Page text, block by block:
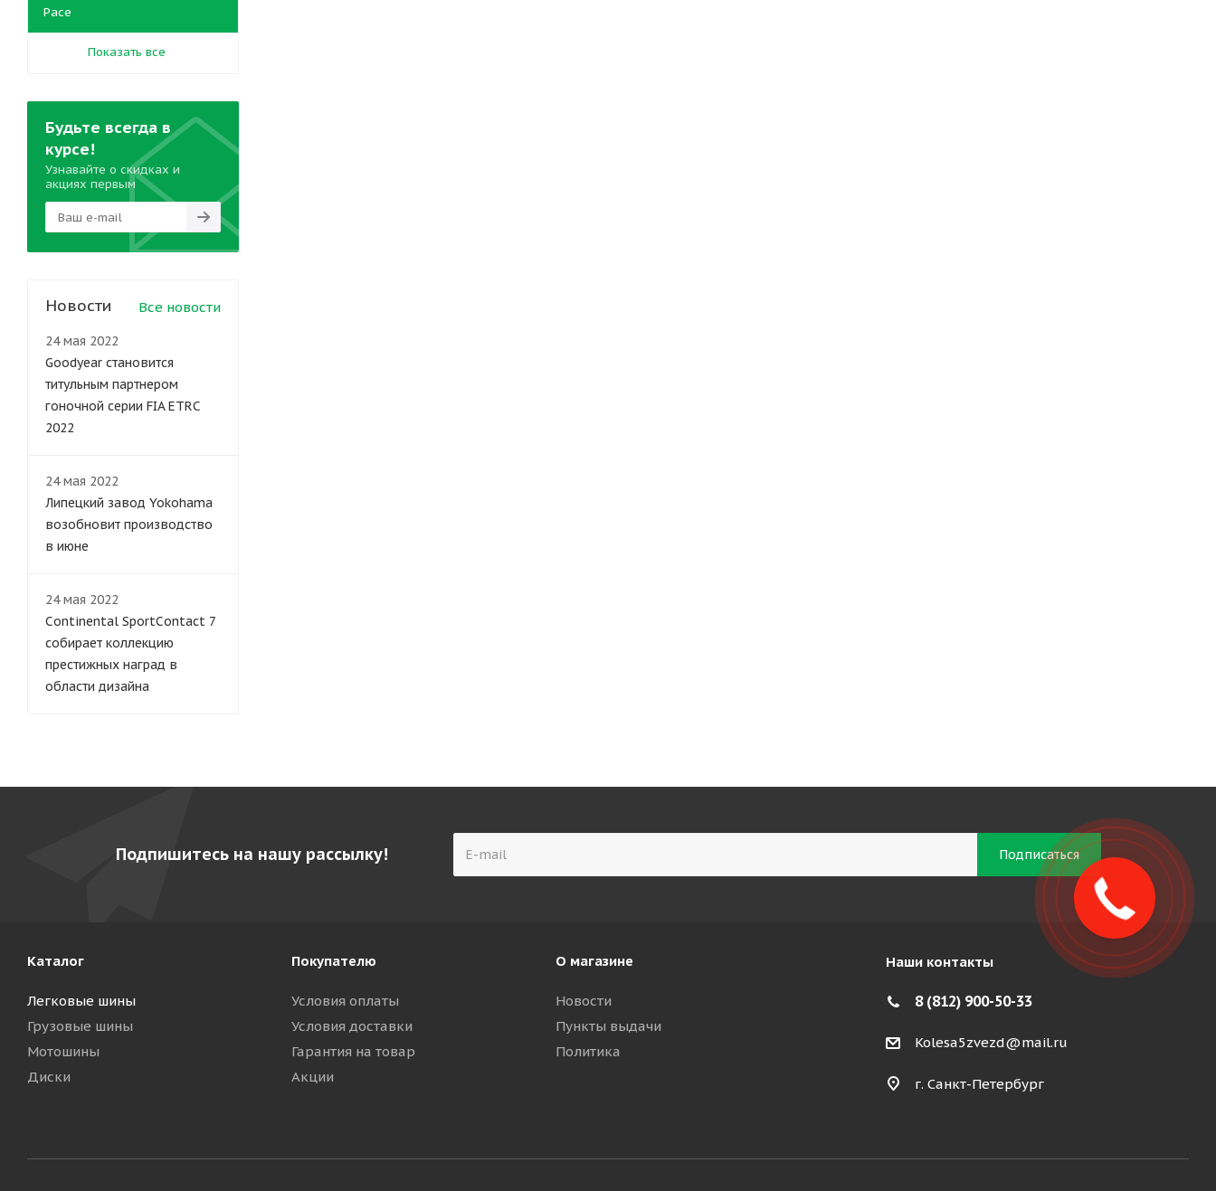
Pace
Показать все
Будьте всегда в
курсе!
Узнавайте о скидках и
акциях первым
Новости Все новости
24 мая 2022
Goodyear становится
титульным партнером
гоночной серии FIA ETRC
2022
24 мая 2022
Липецкий завод Yokohama
возобновит производство
в июне
24 мая 2022
Continental SportContact 7
собирает коллекцию
престижных наград в
области дизайна
Подпишитесь на нашу рассылку!
Каталог
Легковые шины
Грузовые шины
Мотошины
Диски
Покупателю
Условия оплаты
Условия доставки
Гарантия на товар
Акции
О магазине
Новости
Пункты выдачи
Политика
Наши контакты
8 (812) 900-50-33
Kolesa5zvezd@mail.ru
г. Санкт-Петербург